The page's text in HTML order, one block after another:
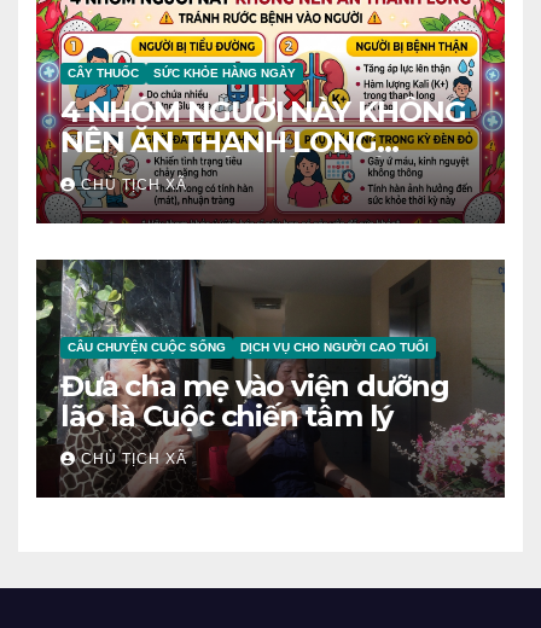
CÂY THUỐC SỨC KHỎE HÀNG NGÀY
4 NHÓM NGƯỜI NÀY KHÔNG
NÊN ĂN THANH LONG
TRÁNH RƯỚC BỆNH VÀO
NGƯỜI
CHỦ TỊCH XÃ
CÂU CHUYỆN CUỘC SỐNG DỊCH VỤ CHO NGƯỜI CAO TUỔI
Đưa cha mẹ vào viện dưỡng
lão là Cuộc chiến tâm lý
CHỦ TỊCH XÃ